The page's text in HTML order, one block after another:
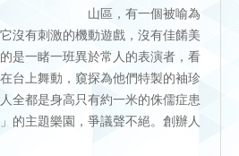
山區，有一個被喻為
沒有刺激的機動遊戲，沒有佳餚美
是一睹一班異於常人的表演者，看
台上舞動，窺探為他們特製的袖珍
全都是身高只有約一米的侏儒症患
的主題樂園，爭議聲不絕。創辦人